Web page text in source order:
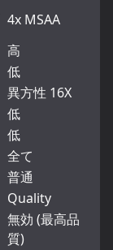
4x MSAA
高
低
異方性 16X
低
低
全て
普通
Quality
無効 (最高品
質)